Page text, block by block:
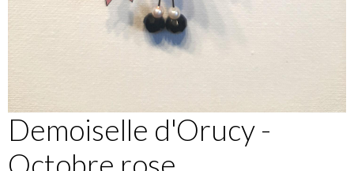
Demoiselle d'Orucy -